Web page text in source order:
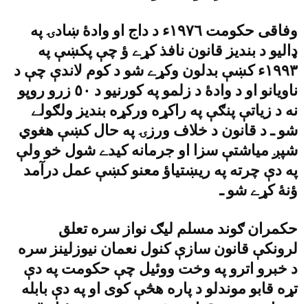
وفاقى حکومت ١٩٧٦ء د داج او وادۀ ښادۍ په
ډاليو د بنديز قانون نافذ کړے ؤ چې پکښې په
١٩٩٣ء کښې بدلون وکړے شو د کوم لاندې چې د
ناويانو او د وادۀ د زلمو په کورنيو د ٥٠ زرو روپو
نه د زياتې پنګې په راکړه ورکړه بنديز ولګولے
شو ـ د قانون د خلاف ورزۍ په حال کښې هغوي
شپږ مياشتې سزا او جرمانه کيدے شول خو ولې
په دې چرته په ريښتياؤ معنو کښې عمل درآمد
ؤنۀ کړے شو ـ
حکمران ګوند مسلم ليګ نواز سره تعلق
لرونکې قانون سازې کنول نعمان نيوزلينز سره
د خبرو اترو په وخت ووئيل چې حکومت په دې
تړه قابو موندلو د پاره هڅې کوى او په دې بابله